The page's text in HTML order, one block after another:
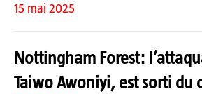
15 mai 2025
Nottingham Forest:
Taiwo Awoniyi, est sorti du